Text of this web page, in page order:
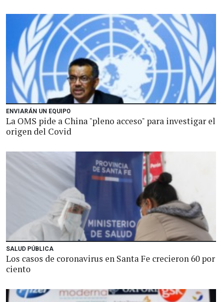
ENVIARÁN UN EQUIPO
La OMS pide a China "pleno acceso" para investigar el
origen del Covid
SALUD PÚBLICA
Los casos de coronavirus en Santa Fe crecieron 60 por
ciento